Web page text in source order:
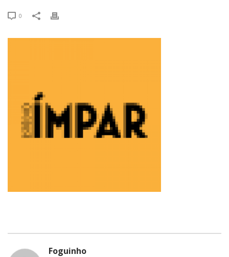
0
Foguinho